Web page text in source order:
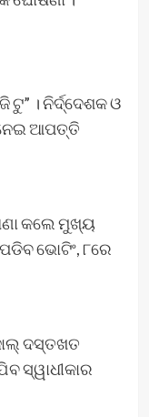
। ନିର୍ଦ୍ଦେଶକ ଓ
ଆପତ୍ତି
କଲେ ମୁଖ୍ୟ
ଭୋଟିଂ, ୮ରେ
ଦସ୍ତଖତ
ସ୍ୱାଧୀକାର